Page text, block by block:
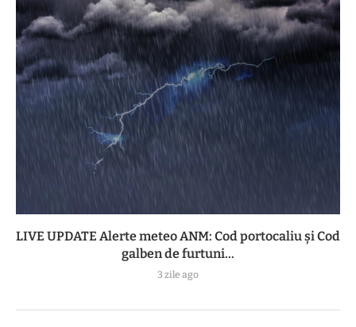
LIVE UPDATE Alerte meteo ANM: Cod portocaliu și Cod
galben de furtuni...
3 zile ago